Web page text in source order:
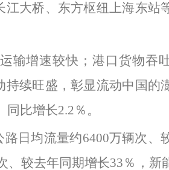
大桥、东方枢纽上海东站
输增速较快；港口货物吞
续旺盛，彰显流动中国的
同比增长2.2％。
日均流量约6400万辆次、
、较去年同期增长33％，新